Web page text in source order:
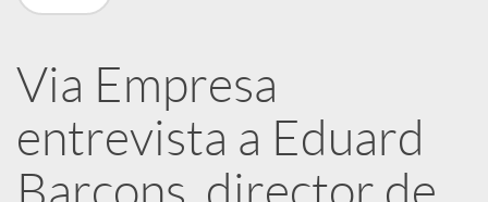
r
x
Via Empresa
entrevista a Eduard